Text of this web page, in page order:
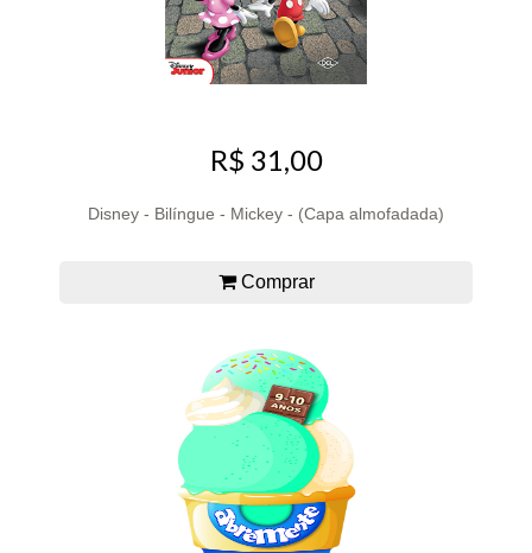
R$ 31,00
Disney - Bilíngue - Mickey - (Capa almofadada)
Comprar